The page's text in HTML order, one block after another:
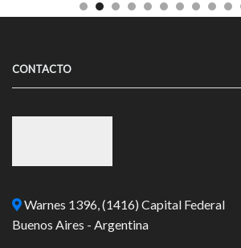
CONTACTO
Warnes 1396, (1416) Capital Federal
Buenos Aires - Argentina